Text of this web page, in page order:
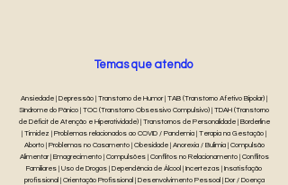
Ansiedade | Depressão | Transtorno de Humor | TAB (Transtorno Afetivo Bipolar) |
Síndrome do Pânico | TOC (Transtorno Obsessivo Compulsivo) | TDAH (Transtorno
de Déficit de Atenção e Hiperatividade) | Transtornos de Personalidade | Borderline
| Timidez | Problemas relacionados ao COVID / Pandemia | Terapia na Gestação |
Aborto | Problemas no Casamento | Obesidade | Anorexia / Bulimia | Compulsão
Alimentar | Emagrecimento | Compulsões | Conflitos no Relacionamento | Conflitos
Familiares | Uso de Drogas | Dependência de Álcool | Incertezas | Insatisfação
profissional | Orientação Profissional | Desenvolvimento Pessoal | Dor / Doença
Temas que atendo